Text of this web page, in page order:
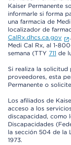
Kaiser Permanente
informarle si forma
una farmacia de
localizador de
CalRx.dhcs.ca.gov
Medi Cal Rx, al 1-
semana (TTY 711 de
Si realiza la
proveedores, esta
Permanente o
Los afiliados de
acceso a los
discapacidad, como
Discapacidades
la sección 504 de la
1973.